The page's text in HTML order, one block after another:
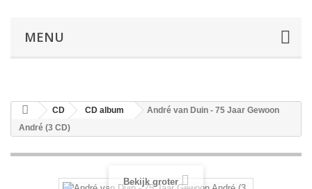
MENU
CD CD album
André van Duin - 75 Jaar Gewoon
André (3 CD)
Bekijk groter